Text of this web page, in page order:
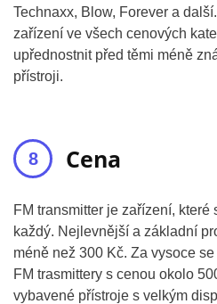
Technaxx, Blow, Forever a
zařízení ve všech cenových
upřednostnit před těmi méně
přístroji.
Cena
FM transmitter je zařízení,
každý. Nejlevnější a základní
méně než 300 Kč. Za vysoce
FM trasmittery s cenou okolo
vybavené přístroje s velkým